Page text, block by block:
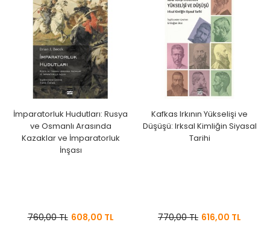
İmparatorluk Hudutları: Rusya
ve Osmanlı Arasında
Kazaklar ve İmparatorluk
İnşası
760,00 TL 608,00 TL
Kafkas Irkının Yükselişi ve
Düşüşü: Irksal Kimliğin Siyasal
Tarihi
770,00 TL 616,00 TL